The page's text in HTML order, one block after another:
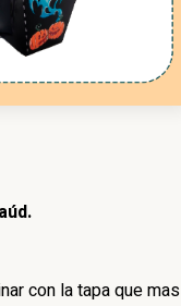
con la tapa que mas